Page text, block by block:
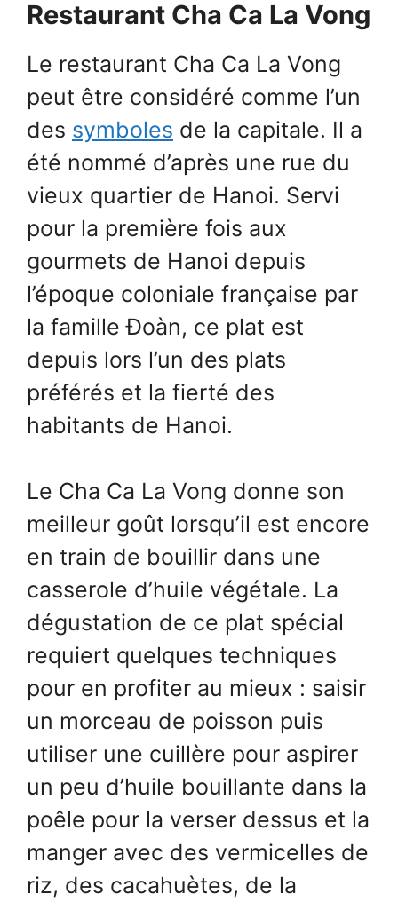
Restaurant Cha Ca La Vong
Le restaurant Cha Ca La Vong
peut être considéré comme l’un
des symboles de la capitale. Il a
été nommé d’après une rue du
vieux quartier de Hanoi. Servi
pour la première fois aux
gourmets de Hanoi depuis
l’époque coloniale française par
la famille Đoàn, ce plat est
depuis lors l’un des plats
préférés et la fierté des
habitants de Hanoi.
Le Cha Ca La Vong donne son
meilleur goût lorsqu’il est encore
en train de bouillir dans une
casserole d’huile végétale. La
dégustation de ce plat spécial
requiert quelques techniques
pour en profiter au mieux : saisir
un morceau de poisson puis
utiliser une cuillère pour aspirer
un peu d’huile bouillante dans la
poêle pour la verser dessus et la
manger avec des vermicelles de
riz, des cacahuètes, de la